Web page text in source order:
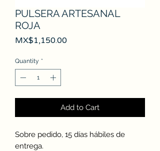
PULSERA ARTESANAL
ROJA
MX$1,150.00Price
Quantity *
Add to Cart
Sobre pedido, 15 días hábiles de
entrega.